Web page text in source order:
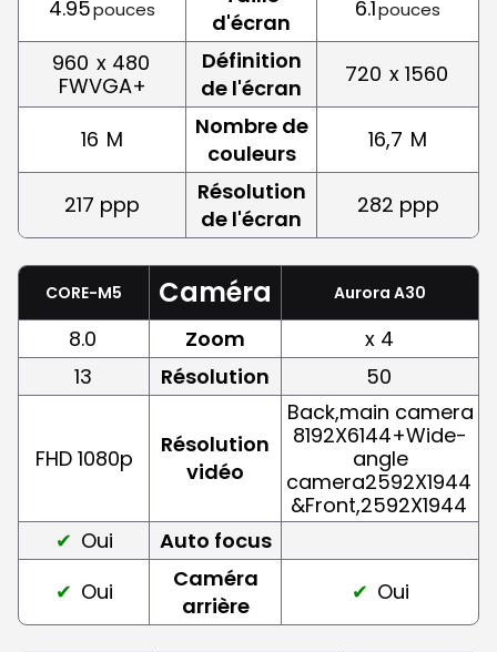
4.95pouces
d'écran
6.1pouces
960 x 480
FWVGA+
Définition
de l'écran
720 x 1560
16 M
Nombre de
couleurs
16,7 M
217 ppp
Résolution
de l'écran
282 ppp
CORE-M5 Caméra Aurora A30
8.0 Zoom
x 4
13
Résolution 50
FHD 1080p
Résolution
vidéo
Back,main camera
8192X6144+Wide-
angle
camera2592X1944
&Front,2592X1944
Oui
Auto focus
Oui
Caméra
arrière
Oui